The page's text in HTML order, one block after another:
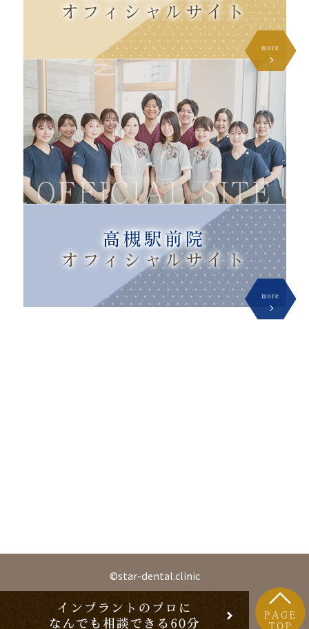
オフィシャルサイト
more
OFFICIAL SITE
高槻駅前院
オフィシャルサイト
more
©star-dental.clinic